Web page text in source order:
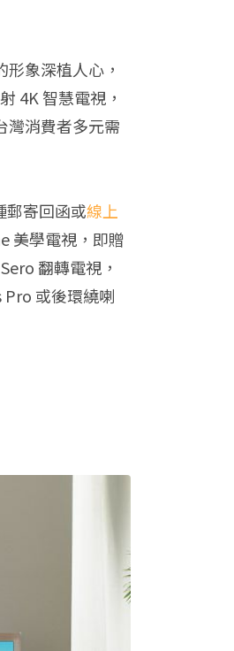
象深植人心，
4K 智慧電視，
灣消費者多元需
郵寄回函或線上
美學電視，即贈
翻轉電視，
或後環繞喇